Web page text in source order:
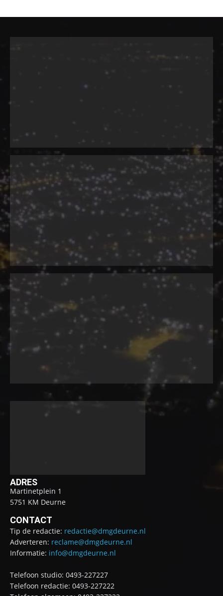
ADRES
Martinetplein 1
5751 KM Deurne
CONTACT
Tip de redactie: redactie@dmgdeurne.nl
Adverteren: reclame@dmgdeurne.nl
Informatie: info@dmgdeurne.nl
Telefoon studio: 0493-227227
Telefoon redactie: 0493-227222